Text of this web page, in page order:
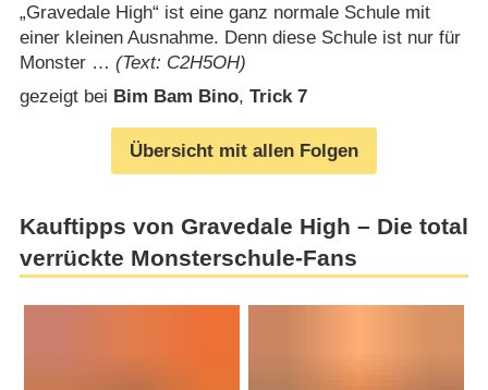
„Gravedale High“ ist eine ganz normale Schule mit
einer kleinen Ausnahme. Denn diese Schule ist nur für
Monster … (Text: C2H5OH)
gezeigt bei Bim Bam Bino, Trick 7
Übersicht mit allen Folgen
Kauftipps von Gravedale High – Die total
verrückte Monsterschule-Fans